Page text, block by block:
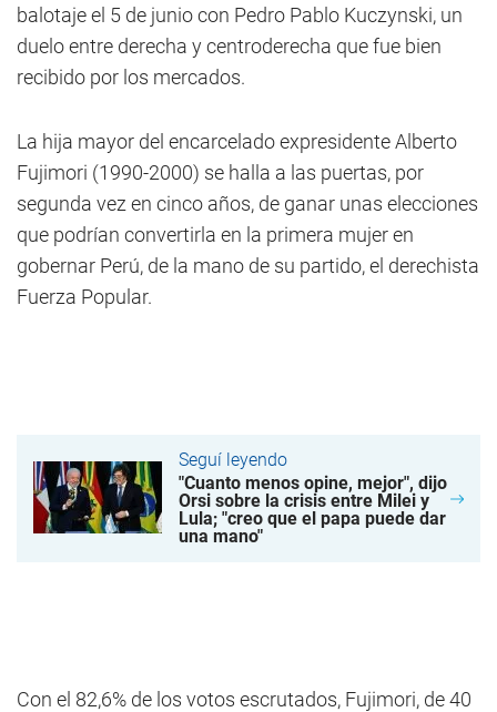
balotaje el 5 de junio con Pedro Pablo Kuczynski, un
duelo entre derecha y centroderecha que fue bien
recibido por los mercados.
La hija mayor del encarcelado expresidente Alberto
Fujimori (1990-2000) se halla a las puertas, por
segunda vez en cinco años, de ganar unas elecciones
que podrían convertirla en la primera mujer en
gobernar Perú, de la mano de su partido, el derechista
Fuerza Popular.
Seguí leyendo
"Cuanto menos opine, mejor", dijo
Orsi sobre la crisis entre Milei y
Lula; "creo que el papa puede dar
una mano"
Con el 82,6% de los votos escrutados, Fujimori, de 40